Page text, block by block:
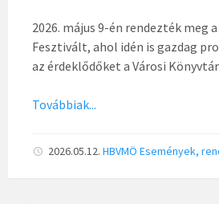
2026. május 9-én rendezték meg
Fesztivált, ahol idén is gazdag
az érdeklődőket a Városi
Továbbiak...
2026.05.12. HBVMÖ Események,